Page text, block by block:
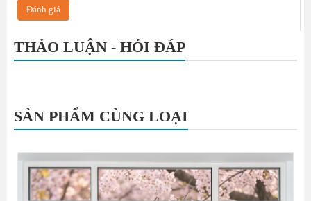
THẢO LUẬN - HỎI ĐÁP
SẢN PHẨM CÙNG LOẠI